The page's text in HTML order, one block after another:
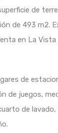
de
de 493 m2.
en La
de
de juegos,
de